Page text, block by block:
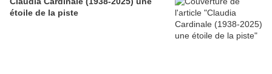
étoile de la piste